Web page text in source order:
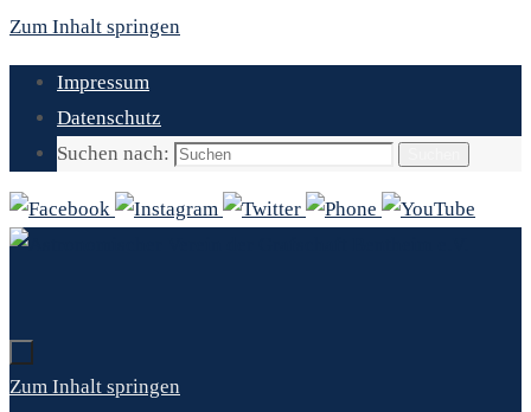
Zum Inhalt springen
Impressum
Datenschutz
Suchen nach:
Zum Inhalt springen